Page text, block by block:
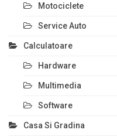
Motociclete
Service Auto
Calculatoare
Hardware
Multimedia
Software
Casa Si Gradina